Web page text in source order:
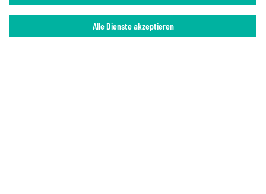
Alle Dienste akzeptieren